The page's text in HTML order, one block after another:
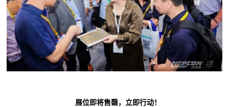
展位即将售罄， 立即行动！